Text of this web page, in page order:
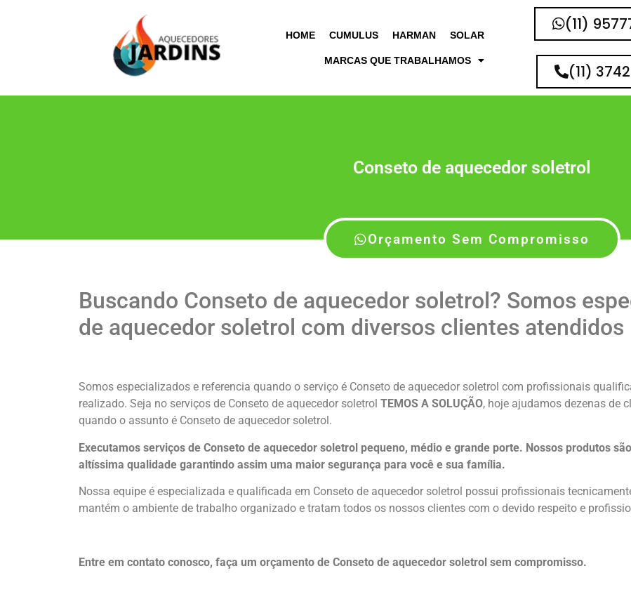
HOME CUMULUS HARMAN SOLAR
MARCAS QUE TRABALHAMOS
(11)
(11)
Conseto de aquecedor soletrol
Orçamento Sem Compromisso
Buscando Conseto de aquecedor soletrol? Somos
de aquecedor soletrol com diversos clientes atendidos
Somos especializados e referencia quando o serviço é Conseto de aquecedor soletrol com profissionais
realizado. Seja no serviços de Conseto de aquecedor soletrol TEMOS A SOLUÇÃO, hoje ajudamos dezenas de
quando o assunto é Conseto de aquecedor soletrol.
Executamos serviços de Conseto de aquecedor soletrol pequeno, médio e grande porte. Nossos produtos
altíssima qualidade garantindo assim uma maior segurança para você e sua família.
Nossa equipe é especializada e qualificada em Conseto de aquecedor soletrol possui profissionais
mantém o ambiente de trabalho organizado e tratam todos os nossos clientes com o devido respeito e
Entre em contato conosco, faça um orçamento de Conseto de aquecedor soletrol sem compromisso.